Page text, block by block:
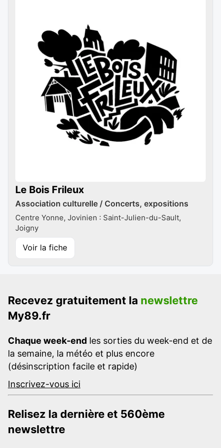
Le Bois Frileux
Association culturelle / Concerts, expositions
Centre Yonne, Jovinien : Saint-Julien-du-Sault,
Joigny
Voir la fiche
Recevez gratuitement la newslettre
My89.fr
Chaque week-end les sorties du week-end et de
la semaine, la météo et plus encore
(désinscription facile et rapide)
Inscrivez-vous ici
Relisez la dernière et 560ème
newslettre